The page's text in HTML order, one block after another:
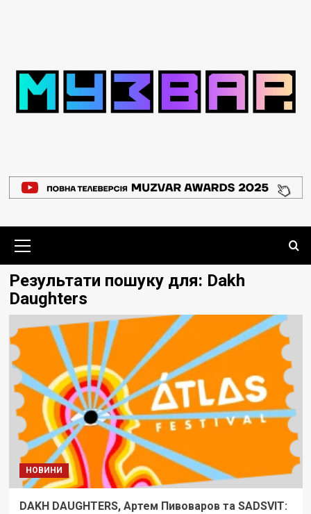
меню
Результати пошуку для: Dakh
Daughters
НОВИНИ
DAKH DAUGHTERS, Артем Пивоваров та SADSVIT: